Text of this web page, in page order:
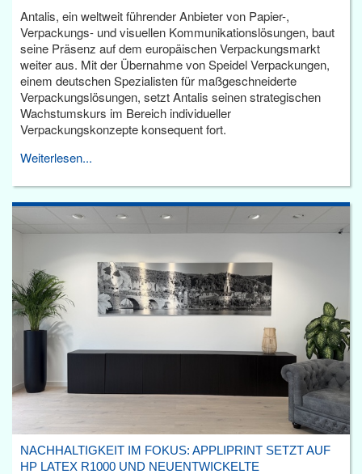
Antalis, ein weltweit führender Anbieter von Papier-,
Verpackungs- und visuellen Kommunikationslösungen, baut
seine Präsenz auf dem europäischen Verpackungsmarkt
weiter aus. Mit der Übernahme von Speidel Verpackungen,
einem deutschen Spezialisten für maßgeschneiderte
Verpackungslösungen, setzt Antalis seinen strategischen
Wachstumskurs im Bereich individueller
Verpackungskonzepte konsequent fort.
Weiterlesen...
NACHHALTIGKEIT IM FOKUS: APPLIPRINT SETZT AUF
HP LATEX R1000 UND NEUENTWICKELTE